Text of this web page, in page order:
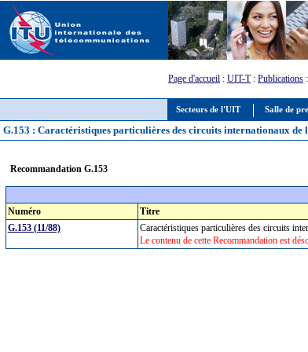
Secteurs de l'UIT Salle de
Page d'accueil : UIT-T: Publications :
G.153 : Caractéristiques particulières des circuits internationaux de
Recommandation G.153
Numéro
Titre
G.153 (11/88)
Caractéristiques particulières des circuits
Le contenu de cette Recommandation est